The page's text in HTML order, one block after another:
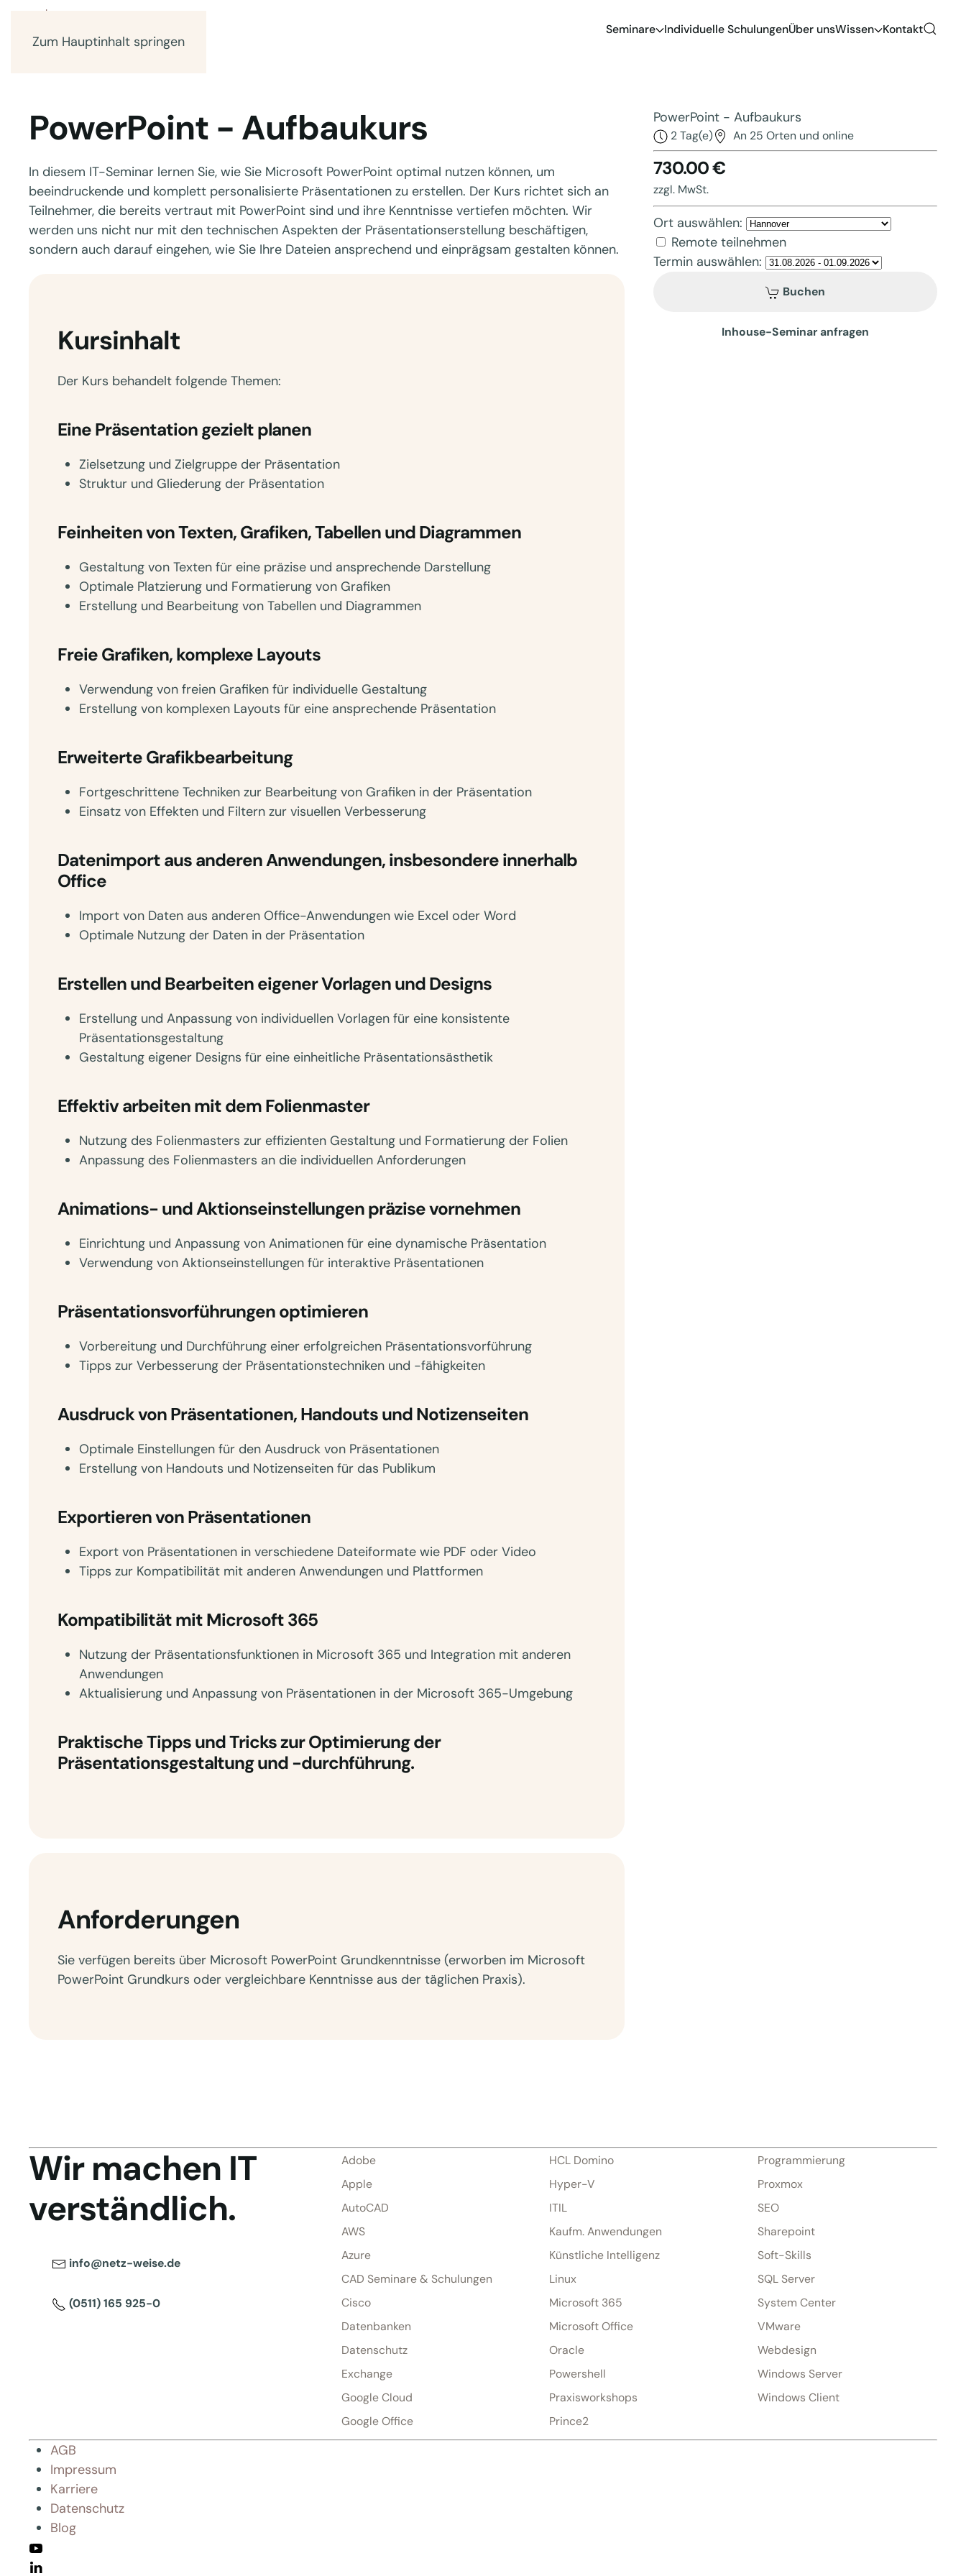
Zum Hauptinhalt springen
Seminare Individuelle SchulungenÜber unsWissen Kontakt
PowerPoint - Aufbaukurs
In diesem IT-Seminar lernen Sie, wie Sie Microsoft PowerPoint optimal nutzen können, um
beeindruckende und komplett personalisierte Präsentationen zu erstellen. Der Kurs richtet sich an
Teilnehmer, die bereits vertraut mit PowerPoint sind und ihre Kenntnisse vertiefen möchten. Wir
werden uns nicht nur mit den technischen Aspekten der Präsentationserstellung beschäftigen,
sondern auch darauf eingehen, wie Sie Ihre Dateien ansprechend und einprägsam gestalten können.
Kursinhalt
Der Kurs behandelt folgende Themen:
Eine Präsentation gezielt planen
Zielsetzung und Zielgruppe der Präsentation
Struktur und Gliederung der Präsentation
Feinheiten von Texten, Grafiken, Tabellen und Diagrammen
Gestaltung von Texten für eine präzise und ansprechende Darstellung
Optimale Platzierung und Formatierung von Grafiken
Erstellung und Bearbeitung von Tabellen und Diagrammen
Freie Grafiken, komplexe Layouts
Verwendung von freien Grafiken für individuelle Gestaltung
Erstellung von komplexen Layouts für eine ansprechende Präsentation
Erweiterte Grafikbearbeitung
Fortgeschrittene Techniken zur Bearbeitung von Grafiken in der Präsentation
Einsatz von Effekten und Filtern zur visuellen Verbesserung
Datenimport aus anderen Anwendungen, insbesondere innerhalb
Office
Import von Daten aus anderen Office-Anwendungen wie Excel oder Word
Optimale Nutzung der Daten in der Präsentation
Erstellen und Bearbeiten eigener Vorlagen und Designs
Erstellung und Anpassung von individuellen Vorlagen für eine konsistente
Präsentationsgestaltung
Gestaltung eigener Designs für eine einheitliche Präsentationsästhetik
Effektiv arbeiten mit dem Folienmaster
Nutzung des Folienmasters zur effizienten Gestaltung und Formatierung der Folien
Anpassung des Folienmasters an die individuellen Anforderungen
Animations- und Aktionseinstellungen präzise vornehmen
Einrichtung und Anpassung von Animationen für eine dynamische Präsentation
Verwendung von Aktionseinstellungen für interaktive Präsentationen
Präsentationsvorführungen optimieren
Vorbereitung und Durchführung einer erfolgreichen Präsentationsvorführung
Tipps zur Verbesserung der Präsentationstechniken und -fähigkeiten
Ausdruck von Präsentationen, Handouts und Notizenseiten
Optimale Einstellungen für den Ausdruck von Präsentationen
Erstellung von Handouts und Notizenseiten für das Publikum
Exportieren von Präsentationen
Export von Präsentationen in verschiedene Dateiformate wie PDF oder Video
Tipps zur Kompatibilität mit anderen Anwendungen und Plattformen
Kompatibilität mit Microsoft 365
Nutzung der Präsentationsfunktionen in Microsoft 365 und Integration mit anderen
Anwendungen
Aktualisierung und Anpassung von Präsentationen in der Microsoft 365-Umgebung
Praktische Tipps und Tricks zur Optimierung der
Präsentationsgestaltung und -durchführung.
Anforderungen
Sie verfügen bereits über Microsoft PowerPoint Grundkenntnisse (erworben im Microsoft
PowerPoint Grundkurs oder vergleichbare Kenntnisse aus der täglichen Praxis).
PowerPoint - Aufbaukurs
2 Tag(e) An 25 Orten und online
730.00 €
zzgl. MwSt.
Ort auswählen:
Remote teilnehmen
Termin auswählen:
Buchen
Inhouse-Seminar anfragen
Wir machen IT
verständlich.
info@netz-weise.de
(0511) 165 925-0
Adobe
Apple
AutoCAD
AWS
Azure
CAD Seminare & Schulungen
Cisco
Datenbanken
Datenschutz
Exchange
Google Cloud
Google Office
HCL Domino
Hyper-V
ITIL
Kaufm. Anwendungen
Künstliche Intelligenz
Linux
Microsoft 365
Microsoft Office
Oracle
Powershell
Praxisworkshops
Prince2
Programmierung
Proxmox
SEO
Sharepoint
Soft-Skills
SQL Server
System Center
VMware
Webdesign
Windows Server
Windows Client
AGB
Impressum
Karriere
Datenschutz
Blog